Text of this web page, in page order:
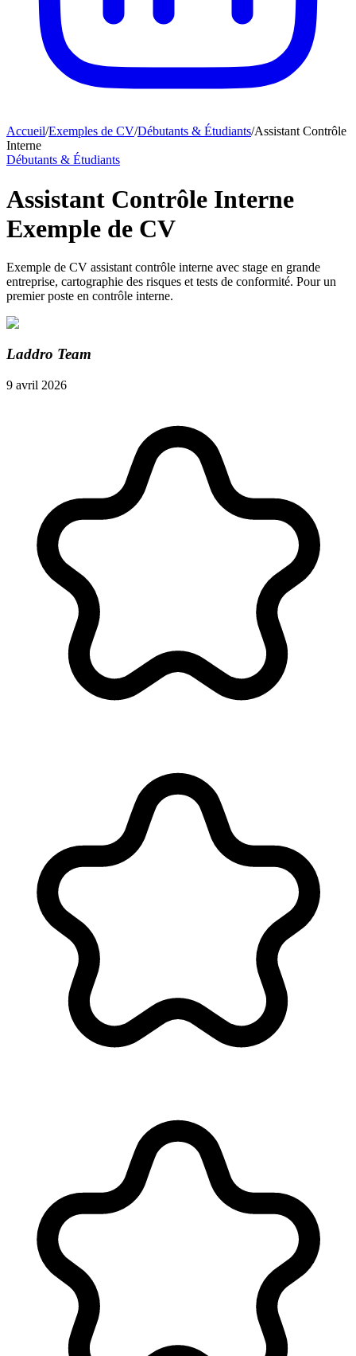
Accueil/Exemples de CV/Débutants & Étudiants/Assistant Contrôle
Interne
Débutants & Étudiants
Assistant Contrôle Interne
Exemple de CV
Exemple de CV assistant contrôle interne avec stage en grande
entreprise, cartographie des risques et tests de conformité. Pour un
premier poste en contrôle interne.
Laddro Team
9 avril 2026